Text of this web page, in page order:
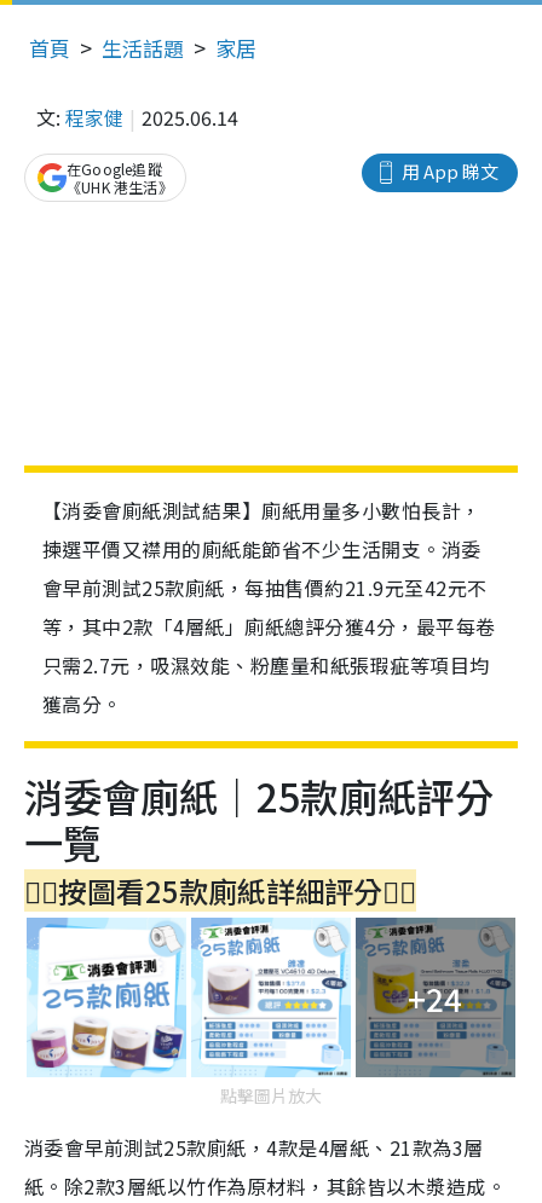
首頁 生活話題 家居
文: 程家健 2025.06.14
用 App 睇文
在Google追蹤
《UHK 港生活》
【消委會廁紙測試結果】廁紙用量多小數怕長計，
揀選平價又襟用的廁紙能節省不少生活開支。消委
會早前測試25款廁紙，每抽售價約21.9元至42元不
等，其中2款「4層紙」廁紙總評分獲4分，最平每卷
只需2.7元，吸濕效能、粉塵量和紙張瑕疵等項目均
獲高分。
消委會廁紙｜25款廁紙評分
一覽
👇🏻按圖看25款廁紙詳細評分👇🏻
+24
點擊圖片放大
消委會早前測試25款廁紙，4款是4層紙、21款為3層
紙。除2款3層紙以竹作為原材料，其餘皆以木漿造成。